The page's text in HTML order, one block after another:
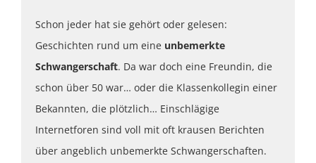
Schon jeder hat sie gehört oder gelesen:
Geschichten rund um eine unbemerkte
Schwangerschaft. Da war doch eine Freundin, die
schon über 50 war… oder die Klassenkollegin einer
Bekannten, die plötzlich… Einschlägige
Internetforen sind voll mit oft krausen Berichten
über angeblich unbemerkte Schwangerschaften.